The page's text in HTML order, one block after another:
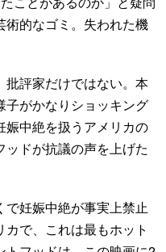
術的なゴミ。失われた機
評家だけではない。本
子がかなりショッキング
娠中絶を扱うアメリカの
ドが抗議の声を上げた
妊娠中絶が事実上禁止
で、これは最もホット